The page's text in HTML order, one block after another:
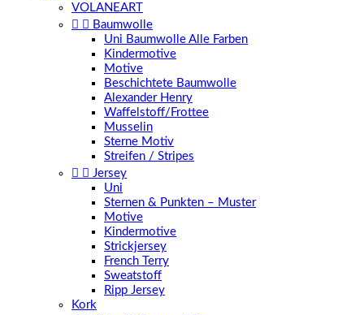
VOLANEART
  Baumwolle
Uni Baumwolle Alle Farben
Kindermotive
Motive
Beschichtete Baumwolle
Alexander Henry
Waffelstoff/Frottee
Musselin
Sterne Motiv
Streifen / Stripes
  Jersey
Uni
Sternen & Punkten – Muster
Motive
Kindermotive
Strickjersey
French Terry
Sweatstoff
Ripp Jersey
Kork